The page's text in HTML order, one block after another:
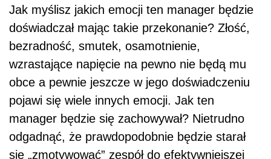
Jak myślisz jakich emocji ten manager będzie
doświadczał mając takie przekonanie? Złość,
bezradność, smutek, osamotnienie,
wzrastające napięcie na pewno nie będą mu
obce a pewnie jeszcze w jego doświadczeniu
pojawi się wiele innych emocji. Jak ten
manager będzie się zachowywał? Nietrudno
odgadnąć, że prawdopodobnie będzie starał
się „zmotywować” zespół do efektywniejszej